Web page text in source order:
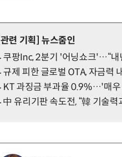
[관련 기획] 뉴스줌인
쿠팡Inc, 2분기 '어닝쇼크'…“내
규제 피한 글로벌 OTA, 자금력
KT 과징금 부과율 0.9%…'매우
中 유리기판 속도전, “韓 기술력